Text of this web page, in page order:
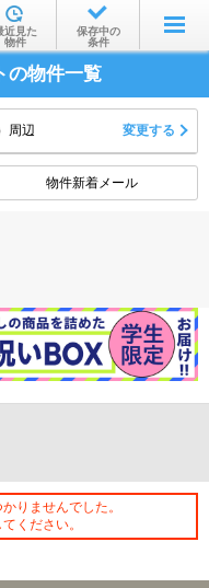
から
から
時間から
近見た
物件
保存中の
条件
の物件一覧
周辺 変更する
物件新着メール
りませんでした。
ください。